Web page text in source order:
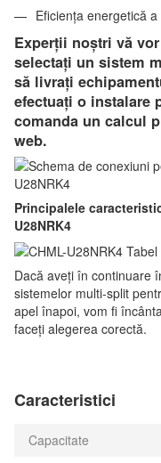
Eficiența energetică
Experții noștri vă
selectați un sistem
să livrați
efectuați o instalare
comanda un calcul
web.
Principalele
U28NRK4
Dacă aveți în continuare
sistemelor multi-split
apel înapoi, vom fi
faceți alegerea corectă.
Caracteristici
Capacitate